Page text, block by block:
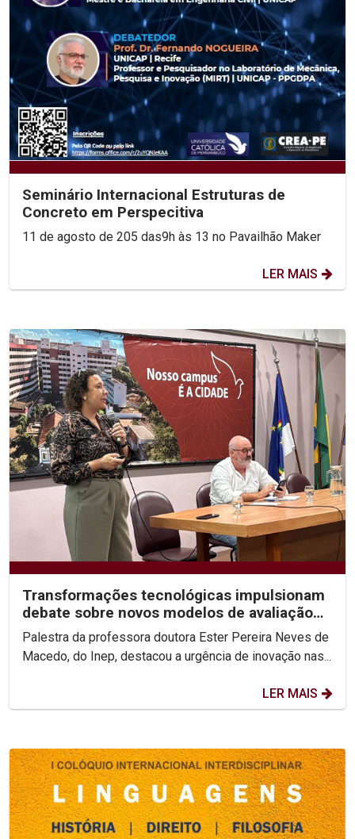
Seminário Internacional Estruturas de
Concreto em Perspecitiva
11 de agosto de 205 das9h às 13 no Pavailhão Maker
LER MAIS
Transformações tecnológicas impulsionam
debate sobre novos modelos de avaliação
do ensino superior
Palestra da professora doutora Ester Pereira Neves de
Macedo, do Inep, destacou a urgência de inovação nas...
LER MAIS